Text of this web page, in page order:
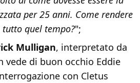
per 25 anni. Come rendere
quel tempo?";
Mulligan, interpretato da
vede di buon occhio Eddie
con Cletus